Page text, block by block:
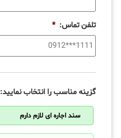
تلفن تماس: *
گزینه مناسب را انتخاب نمایید:
سند اجاره ای لازم دارم